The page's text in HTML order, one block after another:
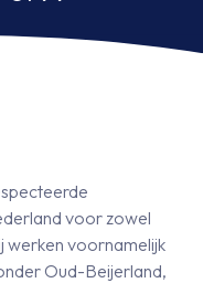
voor zowel
werken voornamelijk
Oud-Beijerland,